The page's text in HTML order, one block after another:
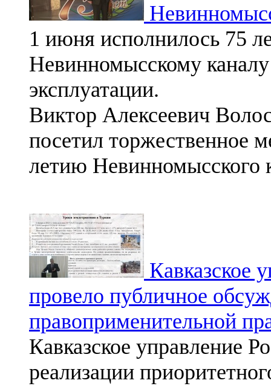
1 июня исполнилось 75
Невинномысскому
эксплуатации.
Виктор Алексеевич
посетил торжественное
летию Невинномысского
Кавказское
провело публичное
правоприменительной
Кавказское управление
реализации